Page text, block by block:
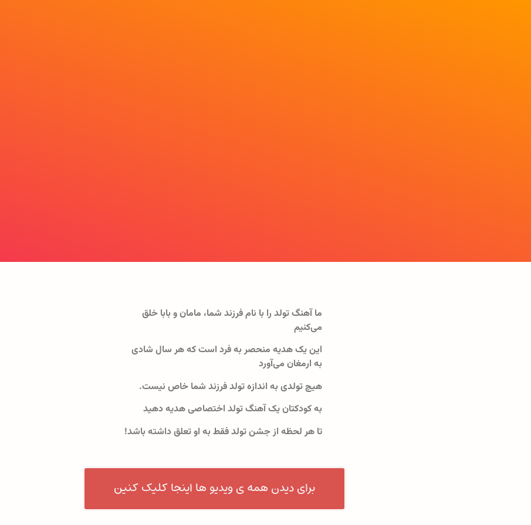
ما آهنگ تولد را با نام فرزند شما، مامان و بابا خلق
می‌کنیم
این یک هدیه منحصر به فرد است که هر سال شادی
به ارمغان می‌آورد
هیچ تولدی به اندازه تولد فرزند شما خاص نیست.
به کودکتان یک آهنگ تولد اختصاصی هدیه دهید
تا هر لحظه از جشن تولد فقط به او تعلق داشته باشد!
برای دیدن همه ی ویدیو ها اینجا کلیک کنین